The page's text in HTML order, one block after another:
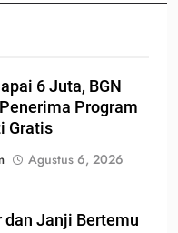
6 Juta, BGN
Program
Gratis
Agustus 6, 2026
dan Janji Bertemu